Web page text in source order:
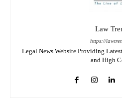
Law
https://
Legal News Website Providing
and High